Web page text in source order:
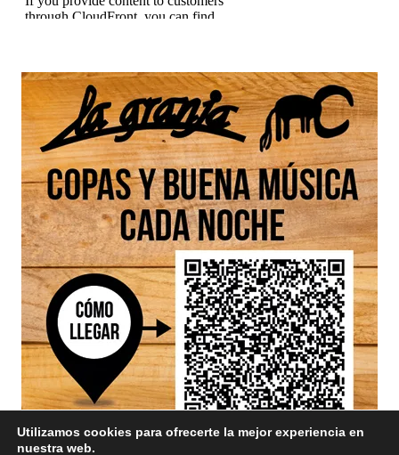
Utilizamos cookies para ofrecerte la mejor experiencia en
nuestra web.